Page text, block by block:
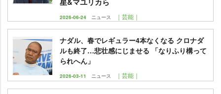
2026-06-24 ニュース ｜芸能｜
ナダル、春でレギュラー4本なくなる クロナダ
ルも終了…悲壮感にじませる 「なりふり構って
られへん」
2026-03-11 ニュース ｜芸能｜